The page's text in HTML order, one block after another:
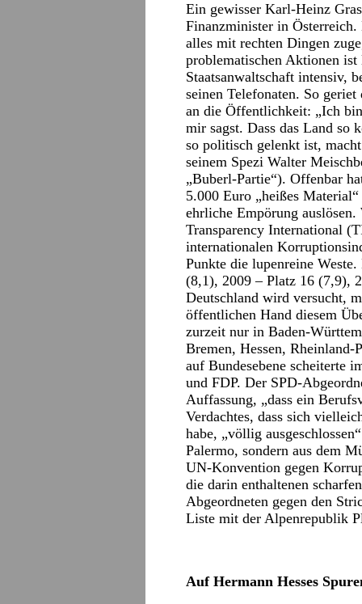
Ein gewisser Karl-Heinz
Finanzminister in
alles mit rechten Dingen
problematischen Aktionen
Staatsanwaltschaft intensiv,
seinen Telefonaten. So
an die Öffentlichkeit: „Ich
mir sagst. Dass das Land so
so politisch gelenkt ist,
seinem Spezi Walter
„Buberl-Partie“). Offenbar
5.000 Euro „heißes
ehrliche Empörung
Transparency International
internationalen
Punkte die lupenreine
(8,1), 2009 – Platz 16 (7,9),
Deutschland wird versucht,
öffentlichen Hand diesem
zurzeit nur in Baden-
Bremen, Hessen,
auf Bundesebene scheiterte
und FDP. Der SPD-
Auffassung, „dass ein
Verdachtes, dass sich
habe, „völlig
Palermo, sondern aus dem
UN-Konvention gegen
die darin enthaltenen
Abgeordneten gegen den
Liste mit der Alpenrepublik
Auf Hermann Hesses